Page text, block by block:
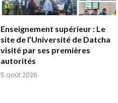
Enseignement supérieur : Le
site de l’Université de Datcha
visité par ses premières
autorités
5 août 2026